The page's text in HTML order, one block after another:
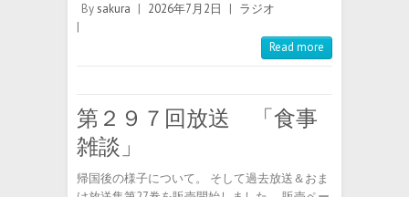
Bysakura | 2026年7月2日 | ラジオ
|
Read more
第２９７回放送 「食事
雑談」
帰国後の様子について。 そして過去放送＆おま